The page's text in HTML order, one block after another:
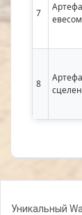
7
8
Уникальный